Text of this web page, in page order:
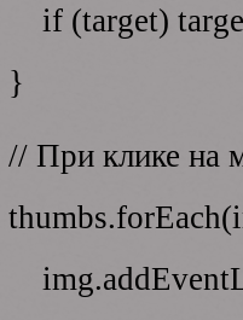
if (target)
}
// При клике на